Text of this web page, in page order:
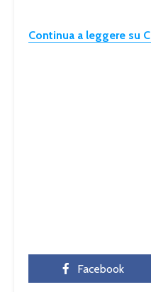
Continua a leggere su
Facebook